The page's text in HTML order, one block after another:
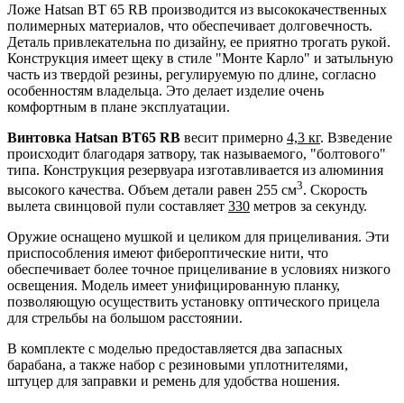
Ложе Hatsan BT 65 RB производится из высококачественных
полимерных материалов, что обеспечивает долговечность.
Деталь привлекательна по дизайну, ее приятно трогать рукой.
Конструкция имеет щеку в стиле "Монте Карло" и затыльную
часть из твердой резины, регулируемую по длине, согласно
особенностям владельца. Это делает изделие очень
комфортным в плане эксплуатации.
Винтовка Hatsan BT65 RB весит примерно 4,3 кг. Взведение
происходит благодаря затвору, так называемого, "болтового"
типа. Конструкция резервуара изготавливается из алюминия
высокого качества. Объем детали равен 255 см3. Скорость
вылета свинцовой пули составляет 330 метров за секунду.
Оружие оснащено мушкой и целиком для прицеливания. Эти
приспособления имеют фибероптические нити, что
обеспечивает более точное прицеливание в условиях низкого
освещения. Модель имеет унифицированную планку,
позволяющую осуществить установку оптического прицела
для стрельбы на большом расстоянии.
В комплекте с моделью предоставляется два запасных
барабана, а также набор с резиновыми уплотнителями,
штуцер для заправки и ремень для удобства ношения.